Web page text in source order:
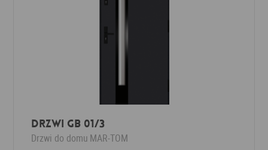
Drzwi GB 01/3
Drzwi do domu MAR-TOM